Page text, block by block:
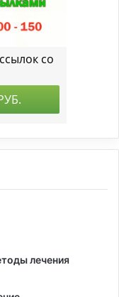
лечения